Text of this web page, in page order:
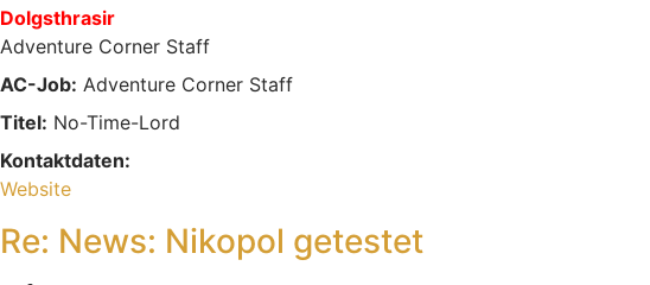
Dolgsthrasir
Adventure Corner Staff
AC-Job: Adventure Corner Staff
Titel: No-Time-Lord
Kontaktdaten:
Kontaktdaten von Dolgsthrasir
Website
Re: News: Nikopol getestet